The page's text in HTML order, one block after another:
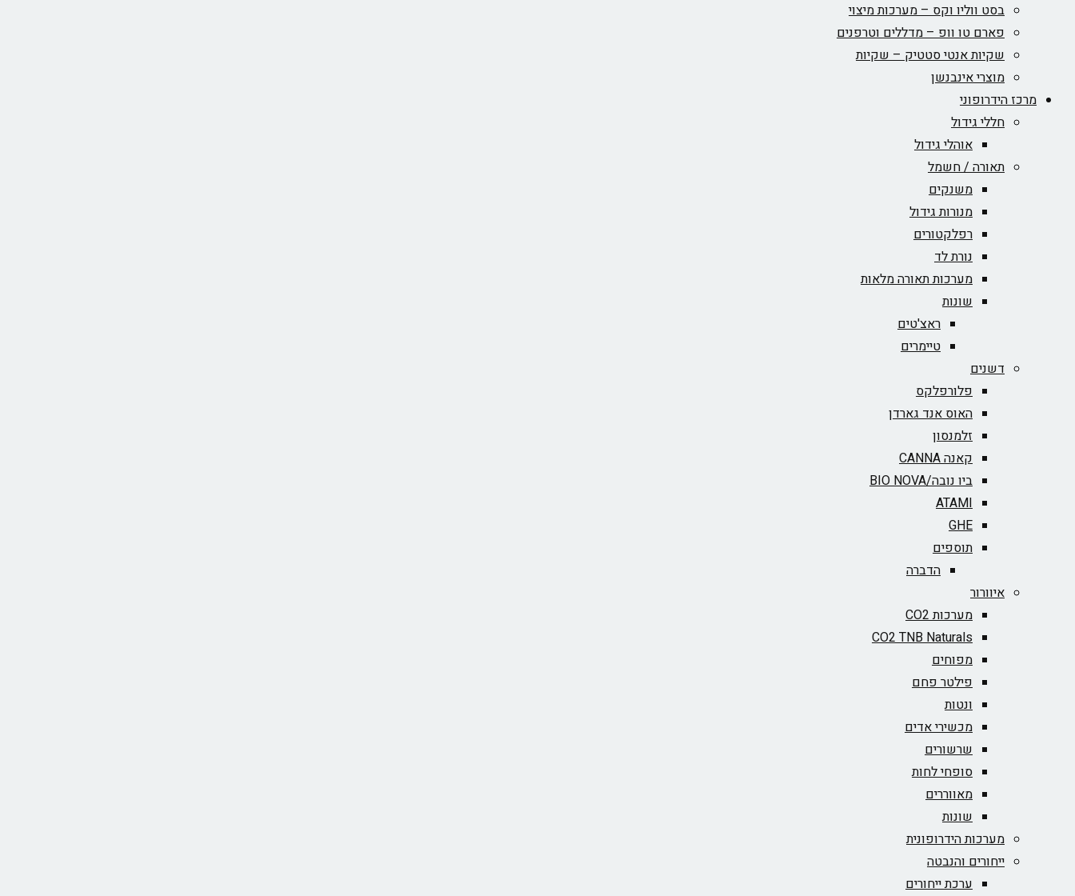
בסט ווליו וקס – מערכות מיצוי
פארם טו וופ – מדללים וטרפנים
שקיות אנטי סטטיק – שקיות
מוצרי אינבנשן
מרכז הידרופוני
חללי גידול
אוהלי גידול
תאורה / חשמל
משנקים
מנורות גידול
רפלקטורים
נורת לד
מערכות תאורה מלאות
שונות
ראצ'טים
טיימרים
דשנים
פלורפלקס
האוס אנד גארדן
זלמנסון
קאנה CANNA
ביו נובה/BIO NOVA‏
ATAMI
GHE
תוספים
הדברה
איוורור
מערכות CO2
CO2 TNB Naturals
מפוחים
פילטר פחם
ונטות
מכשירי אדים
שרשורים
סופחי לחות
מאווררים
שונות
מערכות הידרופונית
ייחורים והנבטה
ערכת ייחורים